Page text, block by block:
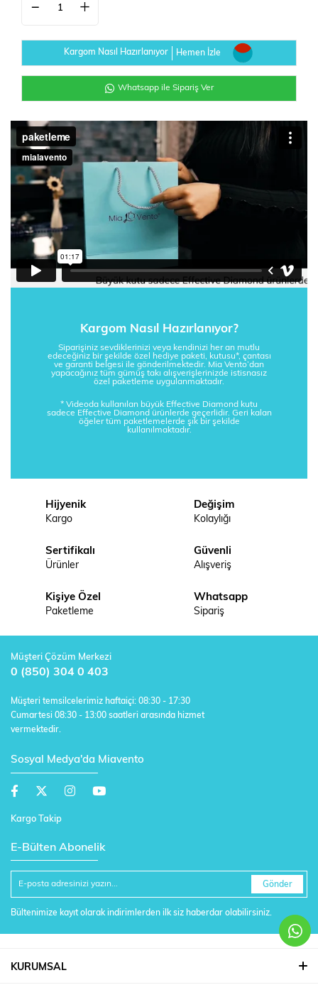
Kargom Nasıl Hazırlanıyor Hemen İzle
Whatsapp ile Sipariş Ver
Kargom Nasıl Hazırlanıyor?
Siparişiniz sevdiklerinizi veya kendinizi her an mutlu
edeceğiniz bir şekilde özel hediye paketi, kutusu*, çantası
ve garanti belgesi ile gönderilmektedir. Mia Vento’dan
yapacağınız tüm gümüş takı alışverişlerinizde istisnasız
özel paketleme uygulanmaktadır.
* Videoda kullanılan büyük Effective Diamond kutu
sadece Effective Diamond ürünlerde geçerlidir. Geri kalan
öğeler tüm paketlemelerde şık bir şekilde
kullanılmaktadır.
Hijyenik
Kargo
Değişim
Kolaylığı
Sertifikalı
Ürünler
Güvenli
Alışveriş
Kişiye Özel
Paketleme
Whatsapp
Sipariş
Müşteri Çözüm Merkezi
0 (850) 304 0 403
Müşteri temsilcelerimiz haftaiçi: 08:30 - 17:30
Cumartesi 08:30 - 13:00 saatleri arasında hizmet
vermektedir.
Sosyal Medya'da Miavento
Kargo Takip
E-Bülten Abonelik
Gönder
Bültenimize kayıt olarak indirimlerden ilk siz haberdar olabilirsiniz.
KURUMSAL